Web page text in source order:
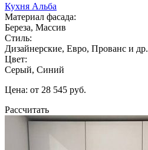
Кухня Альба
Материал фасада:
Береза, Массив
Стиль:
Дизайнерские, Евро, Прованс и др.
Цвет:
Серый, Синий
Цена: от 28 545 руб.
Рассчитать